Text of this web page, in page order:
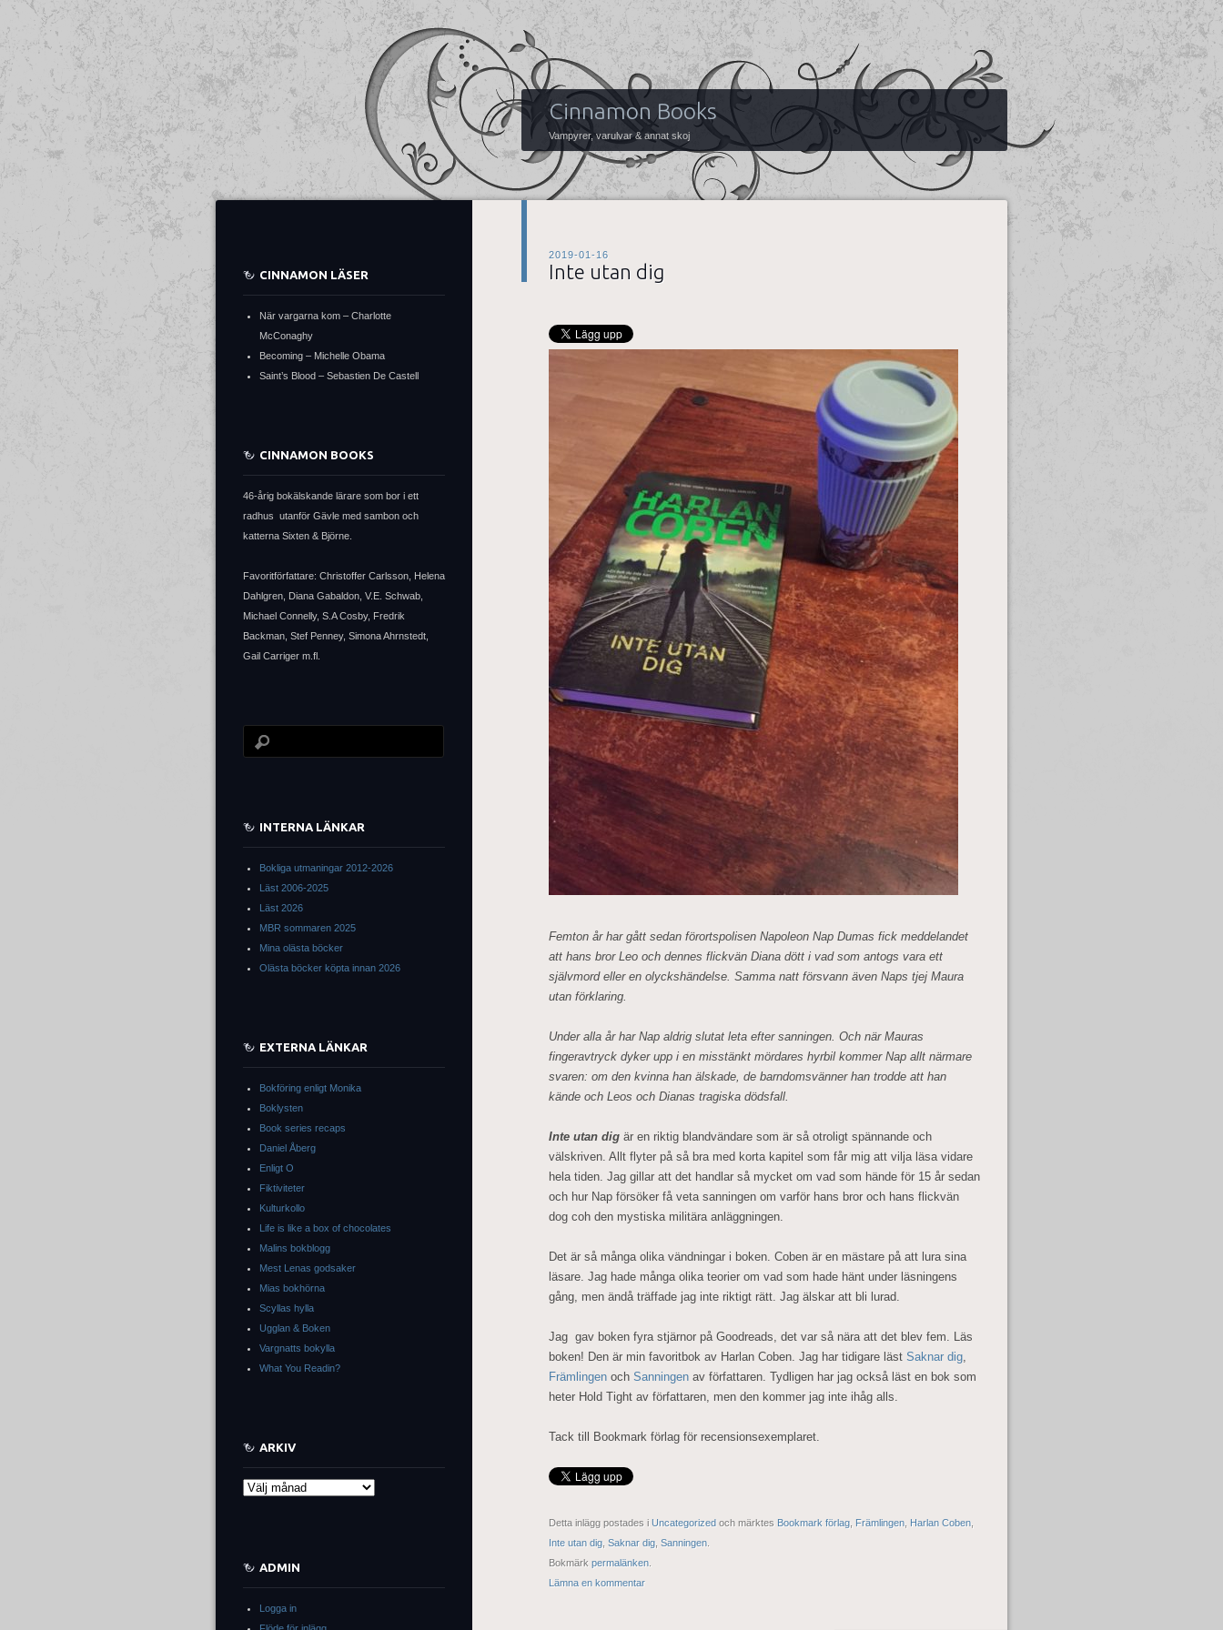
Cinnamon Books
Vampyrer, varulvar & annat skoj
2019-01-16
Inte utan dig
Femton år har gått sedan förortspolisen Napoleon Nap Dumas fick meddelandet
att hans bror Leo och dennes flickvän Diana dött i vad som antogs vara ett
självmord eller en olyckshändelse. Samma natt försvann även Naps tjej Maura
utan förklaring.
Under alla år har Nap aldrig slutat leta efter sanningen. Och när Mauras
fingeravtryck dyker upp i en misstänkt mördares hyrbil kommer Nap allt närmare
svaren: om den kvinna han älskade, de barndomsvänner han trodde att han
kände och Leos och Dianas tragiska dödsfall.
Inte utan dig är en riktig blandvändare som är så otroligt spännande och
välskriven. Allt flyter på så bra med korta kapitel som får mig att vilja läsa vidare
hela tiden. Jag gillar att det handlar så mycket om vad som hände för 15 år sedan
och hur Nap försöker få veta sanningen om varför hans bror och hans flickvän
dog coh den mystiska militära anläggningen.
Det är så många olika vändningar i boken. Coben är en mästare på att lura sina
läsare. Jag hade många olika teorier om vad som hade hänt under läsningens
gång, men ändå träffade jag inte riktigt rätt. Jag älskar att bli lurad.
Jag gav boken fyra stjärnor på Goodreads, det var så nära att det blev fem. Läs
boken! Den är min favoritbok av Harlan Coben. Jag har tidigare läst Saknar dig,
Främlingen och Sanningen av författaren. Tydligen har jag också läst en bok som
heter Hold Tight av författaren, men den kommer jag inte ihåg alls.
Tack till Bookmark förlag för recensionsexemplaret.
Detta inlägg postades i Uncategorized och märktes Bookmark förlag Främlingen Harlan Coben
Inte utan dig Saknar dig Sanningen
Bokmärk permalänken
Lämna en kommentar
CINNAMON LÄSER
När vargarna kom – Charlotte
McConaghy
Becoming – Michelle Obama
Saint’s Blood – Sebastien De Castell
CINNAMON BOOKS
46-årig bokälskande lärare som bor i ett
radhus utanför Gävle med sambon och
katterna Sixten & Björne.
Favoritförfattare: Christoffer Carlsson, Helena
Dahlgren, Diana Gabaldon, V.E. Schwab,
Michael Connelly, S.A Cosby, Fredrik
Backman, Stef Penney, Simona Ahrnstedt,
Gail Carriger m.fl.
INTERNA LÄNKAR
Bokliga utmaningar 2012-2026
Läst 2006-2025
Läst 2026
MBR sommaren 2025
Mina olästa böcker
Olästa böcker köpta innan 2026
EXTERNA LÄNKAR
Bokföring enligt Monika
Boklysten
Book series recaps
Daniel Åberg
Enligt O
Fiktiviteter
Kulturkollo
Life is like a box of chocolates
Malins bokblogg
Mest Lenas godsaker
Mias bokhörna
Scyllas hylla
Ugglan & Boken
Vargnatts bokylla
What You Readin?
ARKIV
Arkiv
ADMIN
Logga in